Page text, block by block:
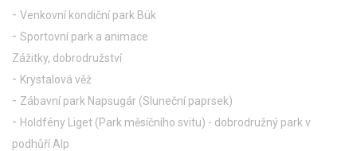
Venkovní kondiční park Bük
Sportovní park a animace
Zážitky, dobrodružství
Krystalová věž
Zábavní park Napsugár (Sluneční paprsek)
Holdfény Liget (Park měsíčního svitu) - dobrodružný park v
podhůří Alp